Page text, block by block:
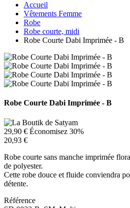
Accueil
Vêtements Femme
Robe
Robe courte, midi
Robe Courte Dabi Imprimée - B
Robe Courte Dabi Imprimée - B
29,90 € Économisez 30%
20,93 €
Robe courte sans manche imprimée
de polyester.
Cette robe douce et fluide conviendra
détente.
Référence